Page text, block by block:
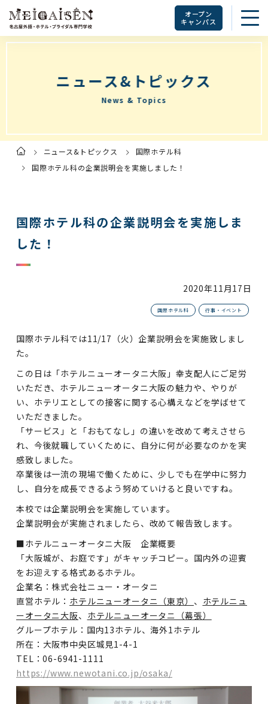
オープン
キャンパス
ニュース&トピックス
News & Topics
ト
プ
ペ
ニュース&トピックス
国際ホテル科
国際ホテル科の企業説明会を実施しました！
国際ホテル科の企業説明会を実施しま
した！
2020年11月17日
国際ホテル科 行事・イベント
国際ホテル科では11/17（火）企業説明会を実施致しまし
た。
この日は「ホテルニューオータニ大阪」幸支配人にご足労
いただき、ホテルニューオータニ大阪の魅力や、やりが
い、ホテリエとしての接客に関する心構えなどを学ばせて
いただきました。
「サービス」と「おもてなし」の違いを改めて考えさせら
れ、今後就職していくために、自分に何が必要なのかを実
感致しました。
卒業後は一流の現場で働くために、少しでも在学中に努力
し、自分を成長できるよう努めていけると良いですね。
本校では企業説明会を実施しています。
企業説明会が実施されましたら、改めて報告致します。
■ホテルニューオータニ大阪 企業概要
「大阪城が、お庭です」がキャッチコピー。国内外の迎賓
をお迎えする格式あるホテル。
企業名：株式会社ニュー・オータニ
直営ホテル： ホテルニューオータニ（東京） 、 ホテルニュ
ーオータニ大阪、 ホテルニューオータニ（幕張）
グループホテル：国内13ホテル、海外1ホテル
所在：大阪市中央区城見1-4-1
TEL：06-6941-1111
https://www.newotani.co.jp/osaka/